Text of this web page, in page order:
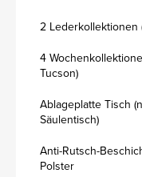
2 Lederkollektionen
4
Tucson)
Ablageplatte Tisch
Säulentisch)
Anti-Rutsch-
Polster